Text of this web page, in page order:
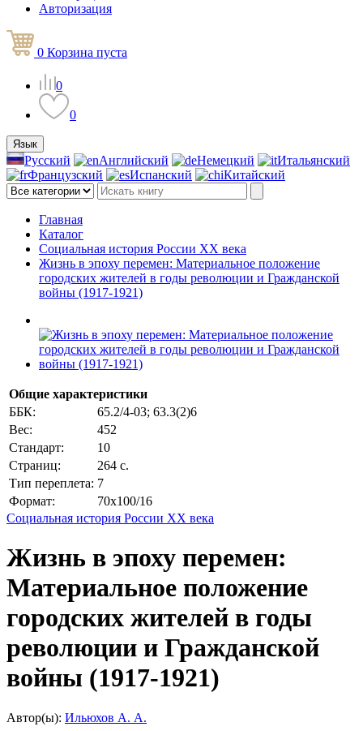
Авторизация
0 Корзина пуста
0
0
Язык
Русский Английский Немецкий
Итальянский
Французский
Испанский Китайский
Главная
Каталог
Социальная история России ХХ века
Жизнь в эпоху перемен: Материальное положение
городских жителей в годы революции и Гражданской
войны (1917-1921)
Общие характеристики
ББК:
65.2/4-03; 63.3(2)6
Вес:
452
Стандарт:
10
Страниц:
264 с.
Тип переплета: 7
Формат:
70x100/16
Социальная история России ХХ века
Жизнь в эпоху перемен:
Материальное положение
городских жителей в годы
революции и Гражданской
войны (1917-1921)
Автор(ы): Ильюхов А. А.